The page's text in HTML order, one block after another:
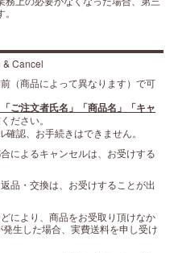
& Cancel
（商品によって異なります）で可
ご注文者氏名」「商品名」「キャ
ださい。
認、お手続きはできません。
によるキャンセルは、お受けする
品・交換は、お受けすることが出
により、商品をお受取り頂けなか
生した場合、実費送料を申し受け